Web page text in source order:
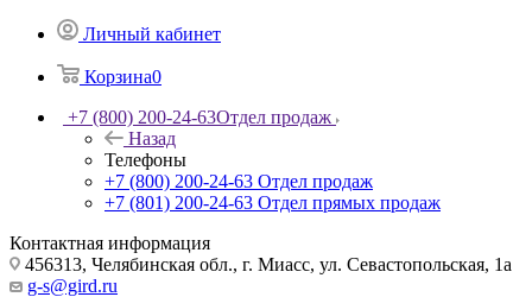
Личный кабинет
Корзина0
+7 (800) 200-24-63Отдел продаж
Назад
Телефоны
+7 (800) 200-24-63 Отдел продаж
+7 (801) 200-24-63 Отдел прямых продаж
Контактная информация
456313, Челябинская обл., г. Миасс, ул. Севастопольская, 1а
g-s@gird.ru